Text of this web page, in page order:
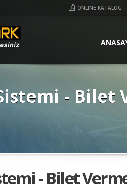
ONLINE KATALOG
- Bilet
- Bilet